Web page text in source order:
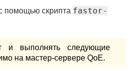
помощью скрипта fastor-
и выполнять следующие
на мастер-сервере QoE.